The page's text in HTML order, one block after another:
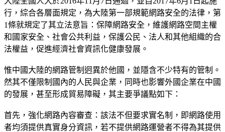
行，綜合各層面規定，為大陸第一部規範網路安全的法律，第
1條就規定了其立法意旨：保障網路安全，維護網路空間主權
和國家安全、社會公共利益，保護公民、法人和其他組織的合
法權益，促進經濟社會資訊化健康發展。
惟中國大陸的網路管制迥異於他國，並隱含不少特有的管制。
然其不僅限制國內的人民與企業，同時也影響外國企業在中國
的發展，甚至形成貿易障礙，其主要爭議點如下：
首先，強化網路內容審查：該法不但要求實名制，即網路使用
者均須提供真實身分資訊，若不提供網路運營者不得為其提供